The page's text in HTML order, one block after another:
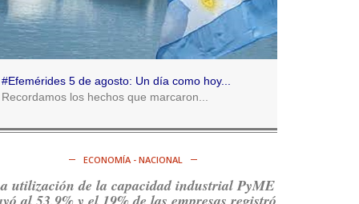
Consenso Patagónico
@consensopatagon
5d
Consenso Patagónico
@consensopatagon
sus derechos y por su organización. Hoy lo
#Efemérides 5 de agosto: Un día como hoy...
Recordamos los hechos que marcaron...
ECONOMÍA - NACIONAL
utilización de la capacidad industrial PyME